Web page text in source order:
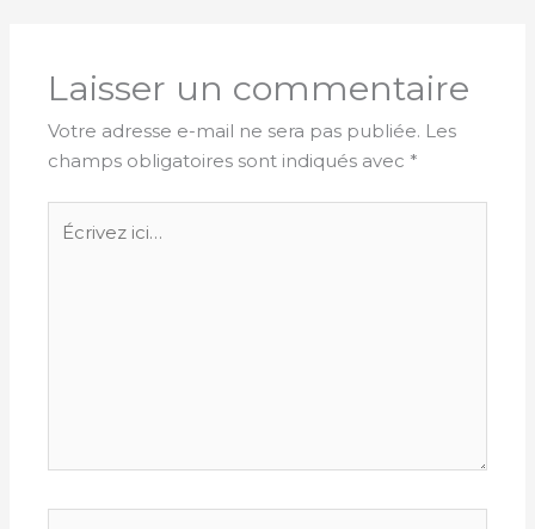
Laisser un commentaire
Votre adresse e-mail ne sera pas publiée. Les
champs obligatoires sont indiqués avec *
ici…